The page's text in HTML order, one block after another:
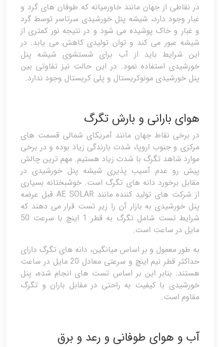
در نقاطی از جهان مانند خاورمیانه که طوفان های گرد و
غبار وجود دارد، شیشه پنل خورشیدی سرتاسر توسط گرد
و غبار و خاک پوشیده می شود و در نتیجه نور کمتری از
شیشه عبور می کند و توان تولیدی کاهش می یابد. در
این شرایط باید از آب برای شستشوی شیشه پنل
خورشیدی استفاده نمود. در این حالت نیز تفاوتی بین
پنل خورشیدی مونوکریستال و پلی کریستال وجود ندارد.
هوای بارانی و بارش تگرگ
در برخی نقاط جهان مانند آمریکای شمالی قسمت های
مرکزی و جنوب اروپا، شدت بارندگی زیاد بوده و در برخی
موارد شاهد تگرگ با شدت زیاد هستیم. مهم ترین چالش
پیش رو عدم آسیب پذیری شیشه پنل خورشیدی در
مقابل برخورد دانه های تگرگ است. خوشبختانه بسیاری
از شرکت های تولید کننده مانند AE SOLAR قبل عرضه
پنل خورشیدی به بازار آن را زیر تست قرار می دهند که
شرایط تست شامل تگرگ به قطر 1 اینچ با سرعت 50
مایل در ساعت است.
به طور معمول و بر اساس میانگین، دانه های تگرگ دارای
حداکثر قطر نیم اینچ و سرعتی معادل 20 مایل در ساعت
هستند. بنابر این بر اساس تست های انجام شده، پنل
خورشیدی با کیفیت به راحتی در مقابل باران و تگرگ
مقاوم است.
آب و هوای طوفانی و رعد و برق